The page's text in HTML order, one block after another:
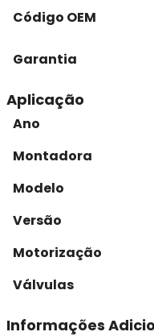
Código OEM
Garantia
Aplicação
Ano
Montadora
Modelo
Versão
Motorização
Válvulas
Informações